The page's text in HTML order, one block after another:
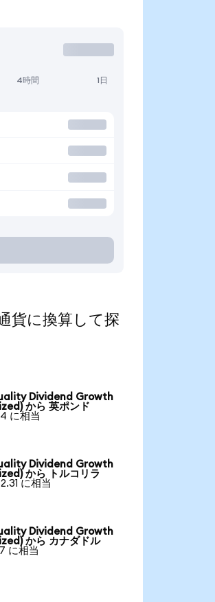
4時間 1日
に換算して探
Dividend Growth
から 英ポンド
に相当
Dividend Growth
から トルコリラ
に相当
Dividend Growth
から カナダドル
に相当